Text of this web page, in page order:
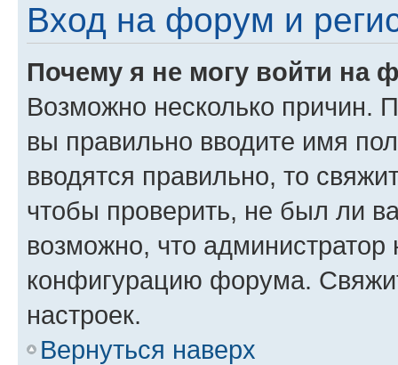
Вход на форум и
Почему я не могу войти на
Возможно несколько причин.
вы правильно вводите имя
вводятся правильно, то
чтобы проверить, не был ли
возможно, что администратор
конфигурацию форума.
настроек.
Вернуться наверх